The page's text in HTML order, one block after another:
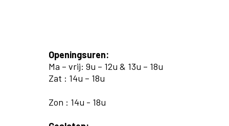
Openingsuren:
Ma – vrij: 9u – 12u & 13u – 18u
Zat : 14u – 18u
Zon : 14u - 18u